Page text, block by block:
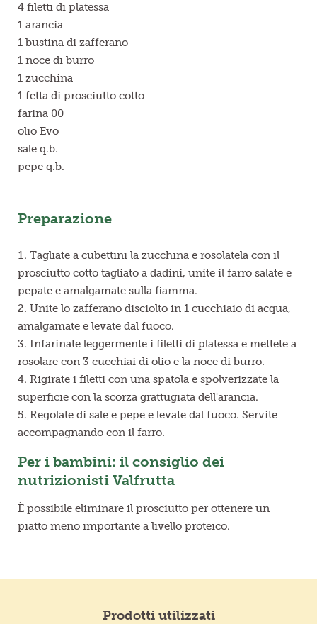
4 filetti di platessa
1 arancia
1 bustina di zafferano
1 noce di burro
1 zucchina
1 fetta di prosciutto cotto
farina 00
olio Evo
sale q.b.
pepe q.b.
Preparazione
Tagliate a cubettini la zucchina e rosolatela con il
prosciutto cotto tagliato a dadini, unite il farro salate e
pepate e amalgamate sulla fiamma.
Unite lo zafferano disciolto in 1 cucchiaio di acqua,
amalgamate e levate dal fuoco.
Infarinate leggermente i filetti di platessa e mettete a
rosolare con 3 cucchiai di olio e la noce di burro.
Rigirate i filetti con una spatola e spolverizzate la
superficie con la scorza grattugiata dell'arancia.
Regolate di sale e pepe e levate dal fuoco. Servite
accompagnando con il farro.
Per i bambini: il consiglio dei
nutrizionisti Valfrutta
È possibile eliminare il prosciutto per ottenere un
piatto meno importante a livello proteico.
Prodotti utilizzati